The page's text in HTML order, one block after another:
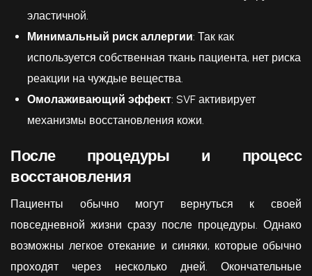
эластичной.
Минимальный риск аллергии: Так как
используется собственная ткань пациента, нет риска
реакции на чуждые вещества.
Омолаживающий эффект: SVF активирует
механизмы восстановления кожи.
После процедуры и процесс
восстановления
Пациенты обычно могут вернуться к своей
повседневной жизни сразу после процедуры. Однако
возможны легкое отекание и синяки, которые обычно
проходят через несколько дней. Окончательные